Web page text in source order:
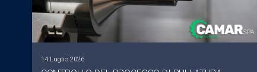
14 Luglio 2026